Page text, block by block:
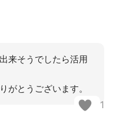
来そうでしたら活用
がとうございます。
1